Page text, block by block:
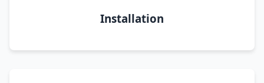
Installation